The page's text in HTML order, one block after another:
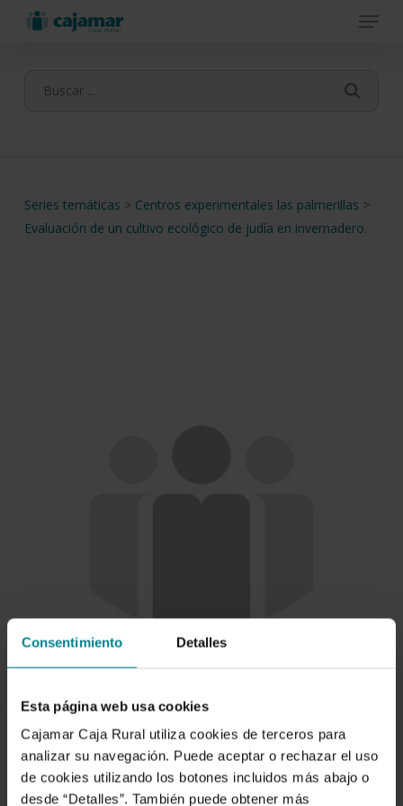
Consentimiento Detalles
Esta página web usa cookies
Cajamar Caja Rural utiliza cookies de terceros para
analizar su navegación. Puede aceptar o rechazar el uso
de cookies utilizando los botones incluidos más abajo o
desde “Detalles”. También puede obtener más
Menu
Series temáticas > Centros experimentales las palmerillas >
Evaluación de un cultivo ecológico de judía en invernadero.